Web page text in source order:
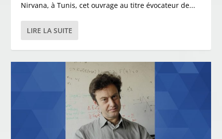
Nirvana, à Tunis, cet ouvrage au titre évocateur de...
LIRE LA SUITE